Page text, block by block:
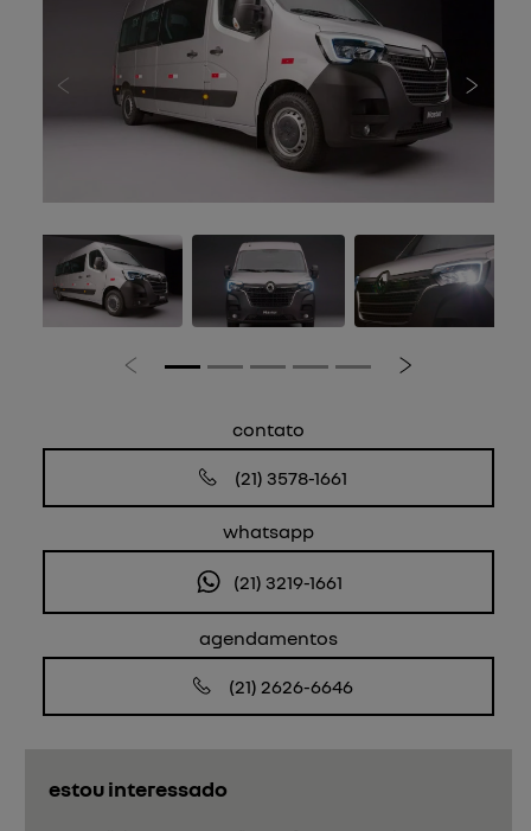
estou interessado
Anterior
Anterior Próximo
contato
(21) 3578-1661
whatsapp
(21) 3219-1661
agendamentos
(21) 2626-6646